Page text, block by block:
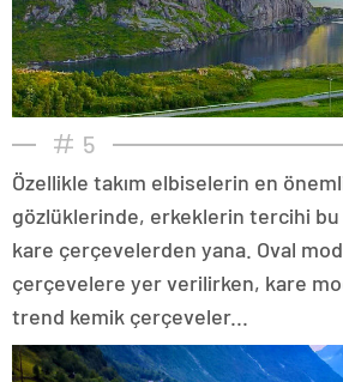
5
Özellikle takım elbiselerin en
gözlüklerinde, erkeklerin tercihi bu
kare çerçevelerden yana. Oval
çerçevelere yer verilirken, kare
trend kemik çerçeveler...